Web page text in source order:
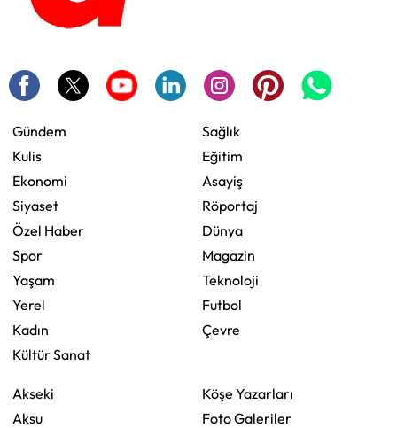
Gündem
Kulis
Ekonomi
Siyaset
Özel Haber
Spor
Yaşam
Yerel
Kadın
Kültür Sanat
Sağlık
Eğitim
Asayiş
Röportaj
Dünya
Magazin
Teknoloji
Futbol
Çevre
Akseki
Aksu
Köşe Yazarları
Foto Galeriler